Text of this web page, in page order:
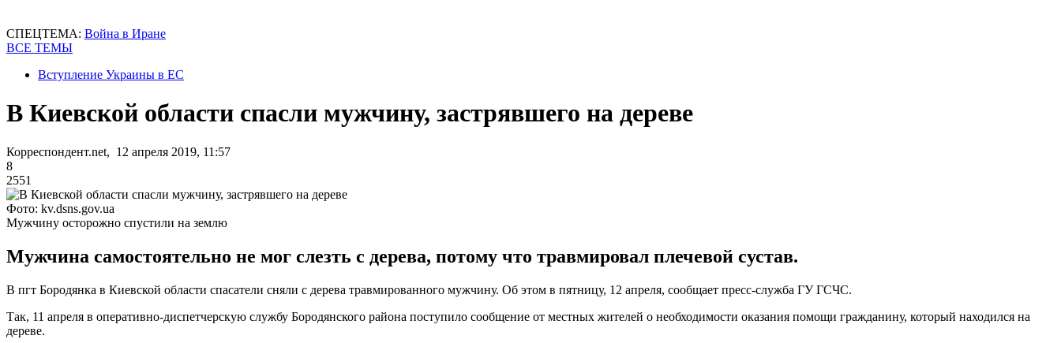
СПЕЦТЕМА: Война в Иране
ВСЕ ТЕМЫ
Вступление Украины в ЕС
В Киевской области спасли мужчину, застрявшего на дереве
Корреспондент.net, 12 апреля 2019, 11:57
8
2551
Фото: kv.dsns.gov.ua
Мужчину осторожно спустили на землю
Мужчина самостоятельно не мог слезть с дерева, потому что травмировал плечевой сустав.
В пгт Бородянка в Киевской области спасатели сняли с дерева травмированного мужчину. Об этом в пятницу, 12 апреля, сообщает пресс-служба ГУ ГСЧС.
Так, 11 апреля в оперативно-диспетчерскую службу Бородянского района поступило сообщение от местных жителей о необходимости оказания помощи гражданину, который находился на
дереве.